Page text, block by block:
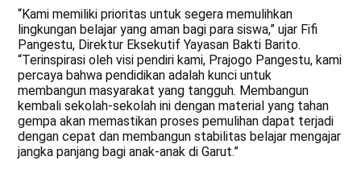
“Kami memiliki prioritas untuk segera memulihkan
lingkungan belajar yang aman bagi para siswa,” ujar Fifi
Pangestu, Direktur Eksekutif Yayasan Bakti Barito.
“Terinspirasi oleh visi pendiri kami, Prajogo Pangestu, kami
percaya bahwa pendidikan adalah kunci untuk
membangun masyarakat yang tangguh. Membangun
kembali sekolah-sekolah ini dengan material yang tahan
gempa akan memastikan proses pemulihan dapat terjadi
dengan cepat dan membangun stabilitas belajar mengajar
jangka panjang bagi anak-anak di Garut.”